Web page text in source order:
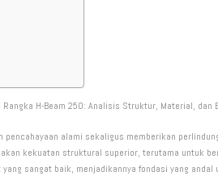
Rangka H-Beam 250: Analisis Struktur, Material,
alami sekaligus memberikan
kekuatan struktural superior, terutama untuk
sangat baik, menjadikannya fondasi yang